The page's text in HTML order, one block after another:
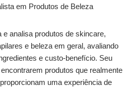
em Produtos de Beleza
e analisa produtos de skincare,
e beleza em geral, avaliando
e custo-benefício. Seu
produtos que realmente
uma experiência de